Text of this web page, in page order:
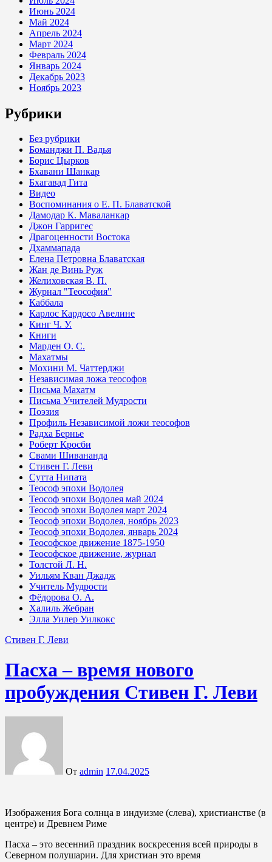
Июнь 2024
Май 2024
Апрель 2024
Март 2024
Февраль 2024
Январь 2024
Декабрь 2023
Ноябрь 2023
Рубрики
Без рубрики
Боманджи П. Вадья
Борис Цырков
Бхавани Шанкар
Бхагавад Гита
Видео
Воспоминания о Е. П. Блаватской
Дамодар К. Маваланкар
Джон Гарригес
Драгоценности Востока
Дхаммапада
Елена Петровна Блаватская
Жан де Винь Руж
Желиховская В. П.
Журнал "Теософия"
Каббала
Карлос Кардосо Авелине
Кинг Ч. У.
Книги
Марден О. С.
Махатмы
Мохини М. Чаттерджи
Независимая ложа теософов
Письма Махатм
Письма Учителей Мудрости
Поэзия
Профиль Независимой ложи теософов
Радха Бернье
Роберт Кросби
Свами Шивананда
Стивен Г. Леви
Сутта Нипата
Теософ эпохи Водолея
Теософ эпохи Водолея май 2024
Теософ эпохи Водолея март 2024
Теософ эпохи Водолея, ноябрь 2023
Теософ эпохи Водолея, январь 2024
Теософское движение 1875-1950
Теософское движение, журнал
Толстой Л. Н.
Уильям Кван Джадж
Учитель Мудрости
Фёдорова О. А.
Халиль Жебран
Элла Уилер Уилкокс
Стивен Г. Леви
Пасха – время нового
пробуждения Стивен Г. Леви
От admin 17.04.2025
Изображения Бога солнца в индуизме (слева), христианстве (в
центре) и Древнем Риме
Пасха – это весенний праздник воскресения всей природы в
Северном полушарии. Для христиан это время